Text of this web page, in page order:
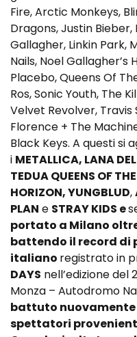
Fire, Arctic Monkeys,
Dragons, Justin Bieber,
Gallagher, Linkin Park,
Nails, Noel Gallagher’s
Placebo, Queens Of
Ros, Sonic Youth, The
Velvet Revolver, Travis
Florence + The
Black Keys. A questi si
i METALLICA, LANA
TEDUA QUEENS OF
HORIZON, YUNGBLUD,
PLAN e STRAY KIDS e
portato a Milano
battendo il record di
italiano registrato in
DAYS nell’edizione del
Monza – Autodromo
battuto nuovamente
spettatori